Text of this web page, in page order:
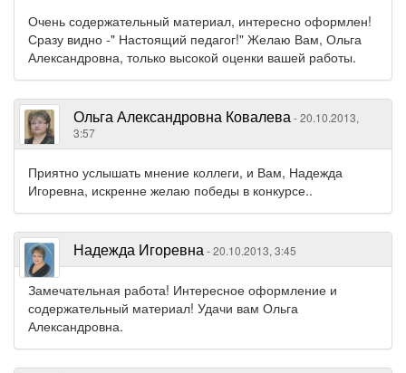
Очень содержательный материал, интересно оформлен!
Сразу видно -" Настоящий педагог!" Желаю Вам, Ольга
Александровна, только высокой оценки вашей работы.
Ольга Александровна Ковалева - 20.10.2013,
3:57
Приятно услышать мнение коллеги, и Вам, Надежда
Игоревна, искренне желаю победы в конкурсе..
Надежда Игоревна - 20.10.2013, 3:45
Замечательная работа! Интересное оформление и
содержательный материал! Удачи вам Ольга
Александровна.